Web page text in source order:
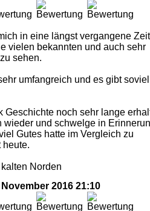
in eine längst vergangene Zeit
vielen bekannten und auch sehr
sehen.
umfangreich und es gibt
Geschichte noch sehr lange
wieder und schwelge in
Gutes hatte im Vergleich zu
heute.
Norden
2016 21:10